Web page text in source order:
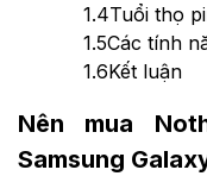
1.4Tuổi thọ
1.5Các tính
1.6Kết luận
Nên mua
Samsung